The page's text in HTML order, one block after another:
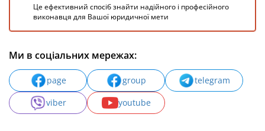
Це ефективний спосіб знайти надійного і професійного
виконавця для Вашої юридичної мети
Ми в соціальних мережах:
page group
telegram
viber
youtube